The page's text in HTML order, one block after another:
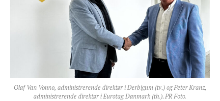
Olaf Van Vonno, administrerende direktør i Derbigum (tv.) og Peter Kranz,
administrerende direktør i Eurotag Danmark (th.). PR Foto.